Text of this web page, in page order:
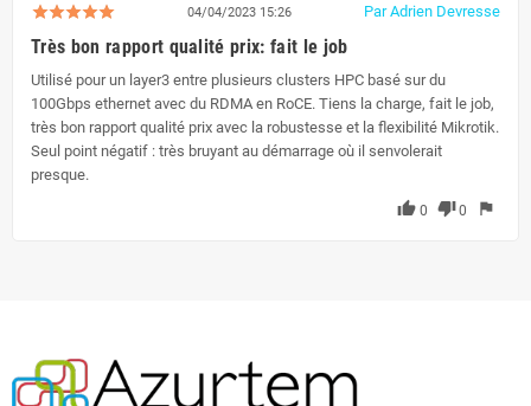
04/04/2023 15:26 Par Adrien Devresse
Très bon rapport qualité prix: fait le job
Utilisé pour un layer3 entre plusieurs clusters HPC basé sur du
100Gbps ethernet avec du RDMA en RoCE. Tiens la charge, fait le job,
très bon rapport qualité prix avec la robustesse et la flexibilité Mikrotik.
Seul point négatif : très bruyant au démarrage où il senvolerait
presque.
thumb_up 0 thumb_down0 flag